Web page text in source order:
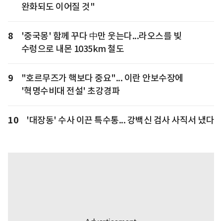
완화되도 이어질 것"
8
'중국몽' 함께 꾸다 中만 웃는다...라오스를 빚
수렁으로 내몬 1035km 철도
9
"호르무즈가 핵보다 중요"... 이란 안보수장에
'혁명수비대 전설' 초강경파
10 '대장동' 수사 이끈 특수통... 강백신 검사 사직서 냈다